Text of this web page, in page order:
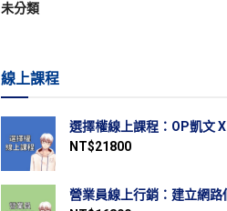
未分類
線上課程
選擇權線上課程：OP凱文
NT$21800
營業員線上行銷：建立網路